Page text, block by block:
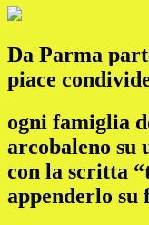
Da Parma
piace
ogni famiglia
arcobaleno su
con la scritta
appenderlo su